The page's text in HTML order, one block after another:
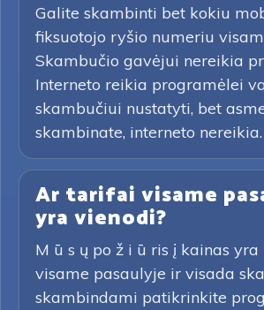
Galite skambinti bet kokiu
fiksuotojo ryšio numeriu
Skambučio gavėjui nereikia
Interneto reikia programėlei
skambučiui nustatyti, bet
skambinate, interneto nereikia.
Ar tarifai visame
yra vienodi?
M ū s ų po ž i ū ris į kainas yra
visame pasaulyje ir visada
skambindami patikrinkite